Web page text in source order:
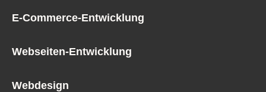
E-Commerce-Entwicklung
Webseiten-Entwicklung
Webdesign